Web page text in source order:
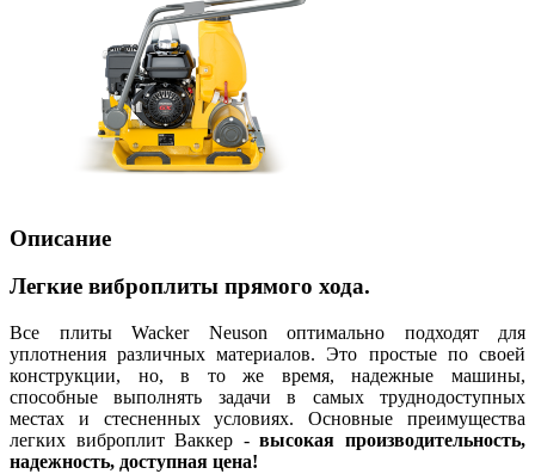
Описание
Легкие виброплиты прямого хода.
Все плиты Wacker Neuson оптимально подходят для
уплотнения различных материалов. Это простые по своей
конструкции, но, в то же время, надежные машины,
способные выполнять задачи в самых труднодоступных
местах и стесненных условиях. Основные преимущества
легких виброплит Ваккер -высокая производительность,
надежность, доступная цена!